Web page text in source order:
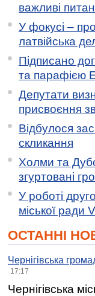
важливі
У фокусі –
латвійська
Підписано
та парафією
Депутати
присвоєння
Відбулося
скликання
Холми та
згуртовані
У роботі
міської ради
ОСТАННІ
Чернігівська
17:17
Чернігівська